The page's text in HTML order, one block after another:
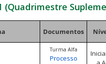
(Quadrimestre
Documentos
Turma Alfa
Processo